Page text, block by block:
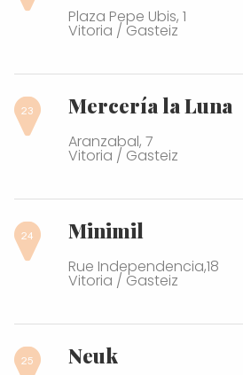
Plaza Pepe Ubis, 1
Vitoria / Gasteiz
Mercería la Luna
Aranzabal, 7
Vitoria / Gasteiz
Minimil
Rue Independencia,18
Vitoria / Gasteiz
Neuk